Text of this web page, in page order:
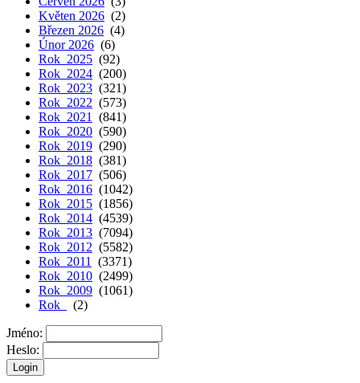
Květen 2026 (2)
Březen 2026 (4)
Únor 2026 (6)
Rok 2025 (92)
Rok 2024 (200)
Rok 2023 (321)
Rok 2022 (573)
Rok 2021
(841)
Rok 2020 (590)
Rok 2019 (290)
Rok 2018 (381)
Rok 2017 (506)
Rok 2016 (1042)
Rok 2015 (1856)
Rok 2014 (4539)
Rok 2013 (7094)
Rok 2012 (5582)
Rok 2011
(3371)
Rok 2010 (2499)
Rok 2009 (1061)
Rok
(2)
Jméno:
Heslo: